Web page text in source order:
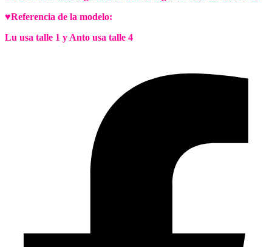
♥Referencia de la modelo:
Lu usa talle 1 y Anto usa talle 4